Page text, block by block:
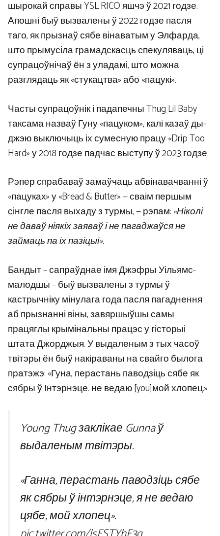
шырокай справы YSL RICO яшчэ ў 2021 годзе.
Апошні быў вызвалены ў 2022 годзе пасля
таго, як прызнаў сябе вінаватым у Элфарда,
што прымусіла грамадскасць спекуляваць, ці
супрацоўнічаў ён з уладамі, што можна
разглядаць як «стукацтва» або «пацукі».
Часты супрацоўнік і падапечны Thug Lil Baby
таксама назваў Гуну «пацуком», калі казаў ды-
джэю выключыць іх сумесную працу «Drip Too
Hard» у 2018 годзе падчас выступу ў 2023 годзе.
Рэпер спрабаваў замаўчаць абвінавачванні ў
«пацуках» у «Bread & Butter» — сваім першым
сінгле пасля выхаду з турмы, — рэпам:«Ніколі
не даваў ніякіх заяваў і не пагаджаўся не
займаць па іх пазіцыі».
Бандыт – сапраўднае імя Джэфры Уільямс-
малодшы – быў вызвалены з турмы ў
кастрычніку мінулага года пасля пагаднення
аб прызнанні віны, завяршыўшы самы
працяглы крымінальны працэс у гісторыі
штата Джорджыя. У выдаленым з тых часоў
твітэры ён быў накіраваны на свайго былога
пратэжэ: «Гуна, перастань паводзіць сябе як
сябры ў Інтэрнэце. не ведаю [you]мой хлопец.»
Young Thug заклікае Gunna ў
выдаленым твітэры.
«Ганна, перастань паводзіць сябе
як сябры ў інтэрнэце, я не ведаю
цябе, мой хлопец».